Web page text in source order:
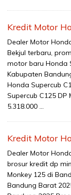
Kredit Motor
Dealer Motor
Bekjul terbaru,
motor baru Honda
Kabupaten
Honda Supercub
Supercub C125 DP
5.318.000 …
Kredit Motor
Dealer Motor
brosur kredit dp
Monkey 125 di
Bandung Barat